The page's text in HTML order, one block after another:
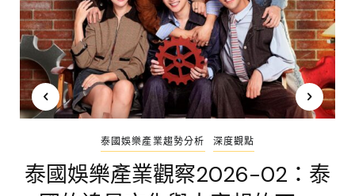
泰國娛樂產業趨勢分析 深度觀點
泰國娛樂產業觀察2026-02：泰